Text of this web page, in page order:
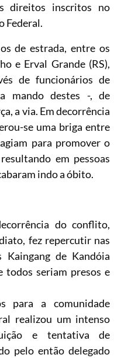
direitos inscritos no
Federal.
de estrada, entre os
e Erval Grande (RS),
de funcionários de
mando destes -, de
a via. Em decorrência
se uma briga entre
para promover o
em pessoas
indo a óbito.
do conflito,
fez repercutir nas
Kaingang de Kandóia
todos seriam presos e
para a comunidade
realizou um intenso
e tentativa de
pelo então delegado